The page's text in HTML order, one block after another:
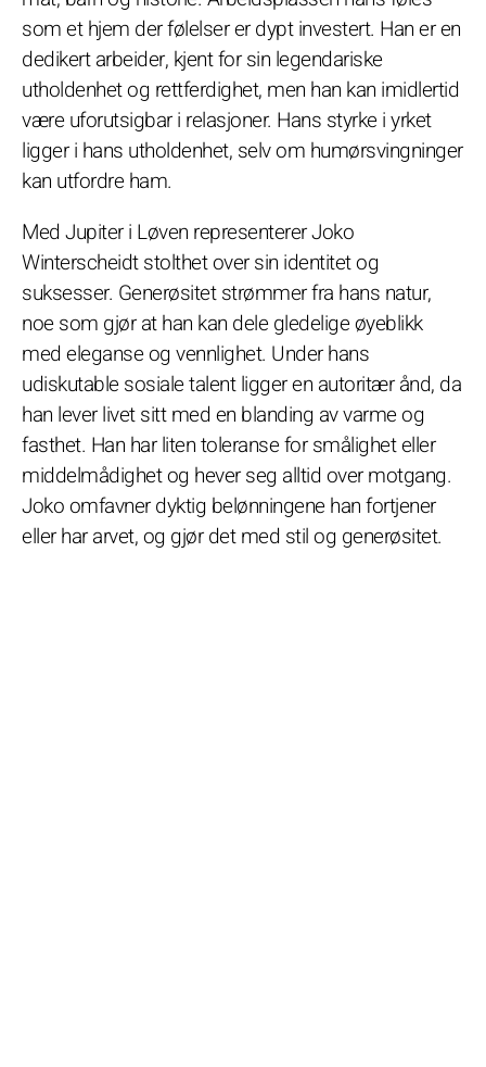
som et hjem der følelser er dypt investert. Han er en
dedikert arbeider, kjent for sin legendariske
utholdenhet og rettferdighet, men han kan imidlertid
være uforutsigbar i relasjoner. Hans styrke i yrket
ligger i hans utholdenhet, selv om humørsvingninger
kan utfordre ham.
Med Jupiter i Løven representerer Joko
Winterscheidt stolthet over sin identitet og
suksesser. Generøsitet strømmer fra hans natur,
noe som gjør at han kan dele gledelige øyeblikk
med eleganse og vennlighet. Under hans
udiskutable sosiale talent ligger en autoritær ånd, da
han lever livet sitt med en blanding av varme og
fasthet. Han har liten toleranse for smålighet eller
middelmådighet og hever seg alltid over motgang.
Joko omfavner dyktig belønningene han fortjener
eller har arvet, og gjør det med stil og generøsitet.